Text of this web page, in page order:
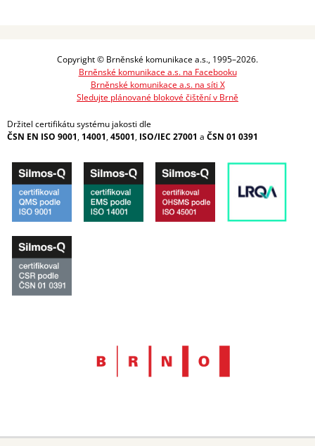
Copyright © Brněnské komunikace a.s., 1995–2026.
Brněnské komunikace a.s. na Facebooku
Brněnské komunikace a.s. na síti X
Sledujte plánované blokové čištění v Brně
Držitel certifikátu systému jakosti dle
ČSN EN ISO 9001, 14001,45001, ISO/IEC 27001 a ČSN 01 0391